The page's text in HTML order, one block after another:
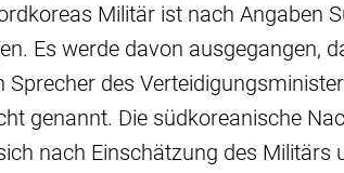
Militär ist nach Angaben
Es werde davon ausgegangen,
Sprecher des
genannt. Die südkoreanische
nach Einschätzung des Militärs